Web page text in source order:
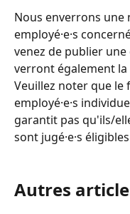
Nous enverrons
employé⸱e⸱s
venez de publier
verront également
Veuillez noter que le
employé·e·s
garantit pas qu'ils/
sont jugé⸱e⸱s
Autres